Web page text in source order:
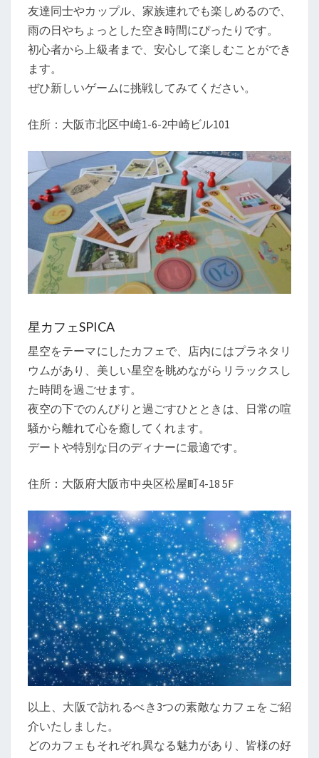
友達同士やカップル、家族連れでも楽しめるので、
雨の日やちょっとした空き時間にぴったりです。
初心者から上級者まで、安心して楽しむことができ
ます。
ぜひ新しいゲームに挑戦してみてください。
住所：大阪市北区中崎1-6-2中崎ビル101
星カフェSPICA
星空をテーマにしたカフェで、店内にはプラネタリ
ウムがあり、美しい星空を眺めながらリラックスし
た時間を過ごせます。
夜空の下でのんびりと過ごすひとときは、日常の喧
騒から離れて心を癒してくれます。
デートや特別な日のディナーに最適です。
住所：大阪府大阪市中央区松屋町4-18 5F
以上、大阪で訪れるべき3つの素敵なカフェをご紹
介いたしました。
どのカフェもそれぞれ異なる魅力があり、皆様の好